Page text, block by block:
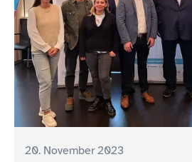
20. November 2023